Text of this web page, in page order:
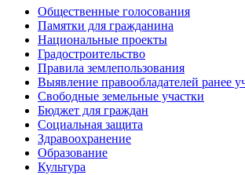
Общественные голосования
Памятки для гражданина
Национальные проекты
Градостроительство
Правила землепользования
Выявление правообладателей ранее
Свободные земельные участки
Бюджет для граждан
Социальная защита
Здравоохранение
Образование
Культура